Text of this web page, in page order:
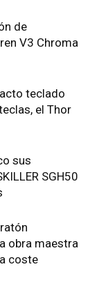
de
V3 Chroma
teclado
el Thor
sus
SGH50
obra maestra
coste